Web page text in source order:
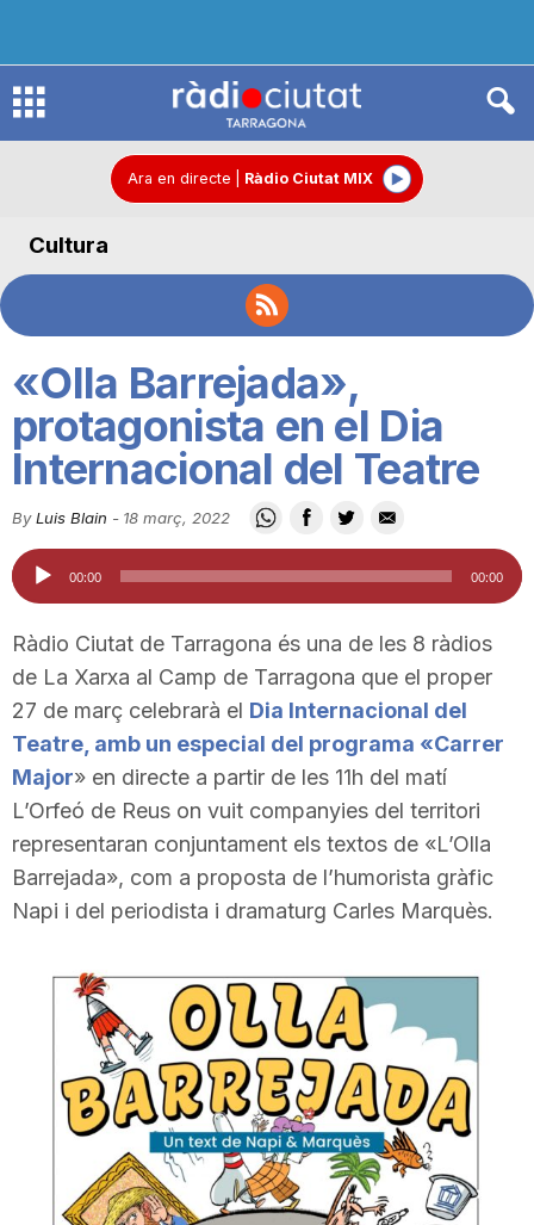
R
d
C
u
t
a
Ara en directe Ràdio Ciutat MIX
Cultura
«Olla Barrejada»,
protagonista en el Dia
Internacional del Teatre
By Luis Blain - 18 març, 2022
Reproductor
d'àudio
00:00 00:00
Ràdio Ciutat de Tarragona és una de les 8 ràdios
de La Xarxa al Camp de Tarragona que el proper
27 de març celebrarà el Dia Internacional del
Teatre, amb un especial del programa «Carrer
Major» en directe a partir de les 11h del matí
L’Orfeó de Reus on vuit companyies del territori
representaran conjuntament els textos de «L’Olla
Barrejada», com a proposta de l’humorista gràfic
Napi i del periodista i dramaturg Carles Marquès.